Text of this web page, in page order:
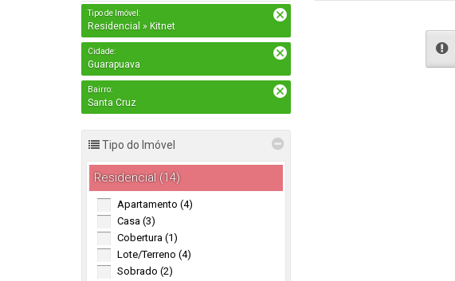
Tipo de Imóvel:
Residencial » Kitnet
Cidade:
Guarapuava
Bairro:
Santa Cruz
Tipo do Imóvel
Residencial (14)
Apartamento (4)
Casa (3)
Cobertura (1)
Lote/Terreno (4)
Sobrado (2)